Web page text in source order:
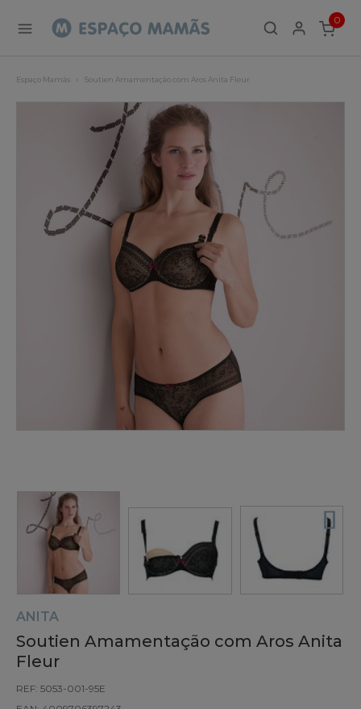
0
ITEMS
Espaço Mamãs Soutien Amamentação com Aros Anita Fleur
ANITA
Soutien Amamentação com Aros Anita
Fleur
REF: 5053-001-95E